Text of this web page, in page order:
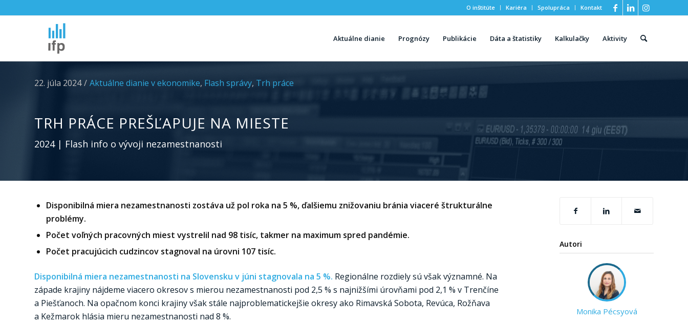
O inštitúte Kariéra Spolupráca Kontakt
Aktuálne dianie Prognózy Publikácie Dáta a štatistiky Kalkulačky Aktivity
22. júla 2024 / Aktuálne dianie v ekonomike, Flash správy, Trh práce
TRH PRÁCE PREŠĽAPUJE NA MIESTE
2024 | Flash info o vývoji nezamestnanosti
Disponibilná miera nezamestnanosti zostáva už pol roka na 5 %, ďalšiemu znižovaniu bránia viaceré štrukturálne
problémy.
Počet voľných pracovných miest vystrelil nad 98 tisíc, takmer na maximum spred pandémie.
Počet pracujúcich cudzincov stagnoval na úrovni 107 tisíc.
Disponibilná miera nezamestnanosti na Slovensku v júni stagnovala na 5 %. Regionálne rozdiely sú však významné. Na
západe krajiny nájdeme viacero okresov s mierou nezamestnanosti pod 2,5 % s najnižšími úrovňami pod 2,1 % v Trenčíne
a Piešťanoch. Na opačnom konci krajiny však stále najproblematickejšie okresy ako Rimavská Sobota, Revúca, Rožňava
a Kežmarok hlásia mieru nezamestnanosti nad 8 %.
Autori
Monika Pécsyová